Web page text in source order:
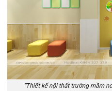
“Thiết kế nội thất trường mầm